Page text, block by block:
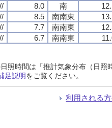
8.0 南
8.5 南南東
7.7 南南東
6.7 南南東
照時間は「推計気象分布（日
足説明をご覧ください。
利用される